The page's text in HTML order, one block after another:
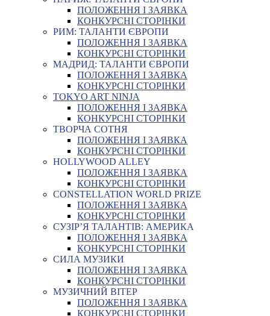
ПОЛОЖЕННЯ І ЗАЯВКА
КОНКУРСНІ СТОРІНКИ
РИМ: ТАЛАНТИ ЄВРОПИ
ПОЛОЖЕННЯ І ЗАЯВКА
КОНКУРСНІ СТОРІНКИ
МАДРИД: ТАЛАНТИ ЄВРОПИ
ПОЛОЖЕННЯ І ЗАЯВКА
КОНКУРСНІ СТОРІНКИ
TOKYO ART NINJA
ПОЛОЖЕННЯ І ЗАЯВКА
КОНКУРСНІ СТОРІНКИ
ТВОРЧА СОТНЯ
ПОЛОЖЕННЯ І ЗАЯВКА
КОНКУРСНІ СТОРІНКИ
HOLLYWOOD ALLEY
ПОЛОЖЕННЯ І ЗАЯВКА
КОНКУРСНІ СТОРІНКИ
CONSTELLATION WORLD PRIZE
ПОЛОЖЕННЯ І ЗАЯВКА
КОНКУРСНІ СТОРІНКИ
СУЗІР’Я ТАЛАНТІВ: АМЕРИКА
ПОЛОЖЕННЯ І ЗАЯВКА
КОНКУРСНІ СТОРІНКИ
СИЛА МУЗИКИ
ПОЛОЖЕННЯ І ЗАЯВКА
КОНКУРСНІ СТОРІНКИ
МУЗИЧНИЙ ВІТЕР
ПОЛОЖЕННЯ І ЗАЯВКА
КОНКУРСНІ СТОРІНКИ